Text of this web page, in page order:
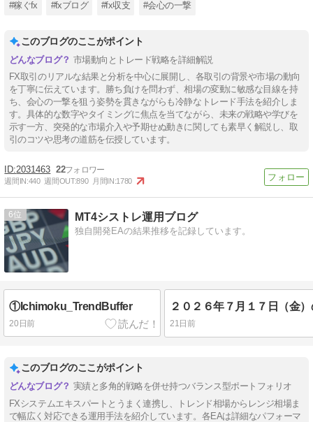
#稼ぐfx #fxブログ #fx収支 #会心の一撃
このブログのここがポイント
市場動向とトレード戦略を詳細解説
FX取引のリアルな結果と分析を中心に展開し、各取引の背景や市場の動向
を丁寧に伝えています。勝ち負けを問わず、相場の変動に敏感な目線を持
ち、会心の一撃を狙う姿勢を貫きながらも冷静なトレード手法を紹介しま
す。具体的な数字やタイミングに焦点を当てながら、未来の戦略や学びを
示す一方、突発的な市場介入や予期せぬ動きに関しても素早く解説し、取
引のコツや思考の道筋を伝授しています。
2031463 22
週間IN:440 週間OUT:890 月間IN:1780
6 MT4シストレ運用ブログ
独自開発EAの結果推移を記録しています。
①Ichimoku_TrendBuffer
20日前 21日前
このブログのここがポイント
実績と多角的戦略を併せ持つバランス型ポートフォリオ
FXシステムエキスパートとうまく連携し、トレンド相場からレンジ相場ま
で幅広く対応できる運用手法を紹介しています。各EAは詳細なパフォーマ